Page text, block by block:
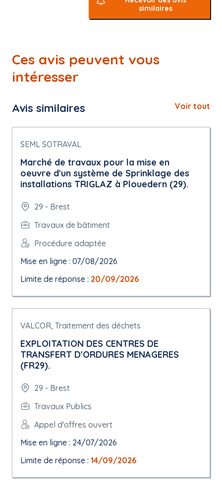
similaires
Ces avis peuvent vous
intéresser
Avis similaires Voir tout
SEML SOTRAVAL
Marché de travaux pour la mise en
oeuvre d'un système de Sprinklage des
installations TRIGLAZ à Plouedern (29).
29 - Brest
Travaux de bâtiment
Procédure adaptée
Mise en ligne : 07/08/2026
Limite de réponse : 20/09/2026
VALCOR, Traitement des déchets
EXPLOITATION DES CENTRES DE
TRANSFERT D'ORDURES MENAGERES
(FR29).
29 - Brest
Travaux Publics
Appel d'offres ouvert
Mise en ligne : 24/07/2026
Limite de réponse : 14/09/2026